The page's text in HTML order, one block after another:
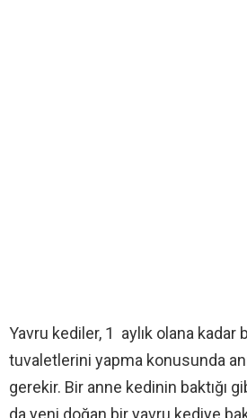
Yavru kediler, 1 aylık olana kadar
tuvaletlerini yapma konusunda
gerekir. Bir anne kedinin baktığı
da yeni doğan bir yavru kediye